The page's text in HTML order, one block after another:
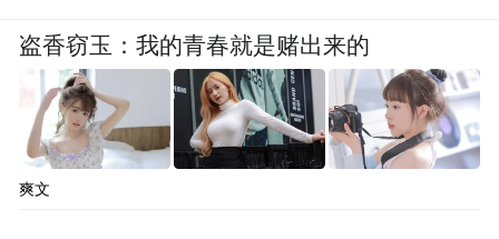
盗香窃玉：我的青春就是赌出来的
爽文